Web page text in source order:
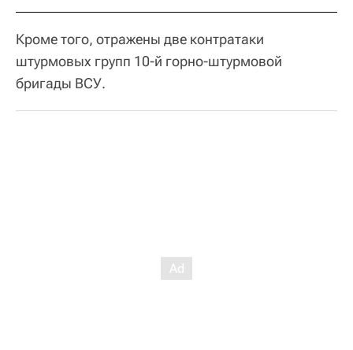
Кроме того, отражены две контратаки
штурмовых групп 10-й горно-штурмовой
бригады ВСУ.